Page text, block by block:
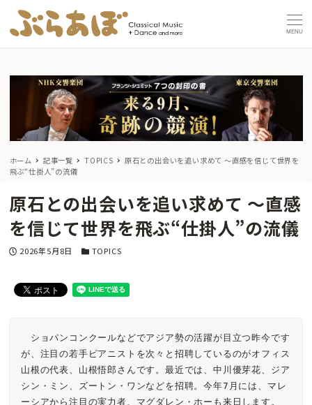
MENU
ホーム 記事一覧 TOPICS
原石との出会いを追い求めて 〜直感を信じて世界を
飛ぶ“仕掛人”の流儀
原石との出会いを追い求めて 〜直感
を信じて世界を飛ぶ“仕掛人”の流儀
投稿日
2026年5月8日 カテゴリー
TOPICS
ショパンコンクールなどでアジア勢の活躍が目立つ昨今です
が、注目の若手ピアニストを次々と招聘しているのがオフィス
山根の代表、山根悟郎さんです。最近では、中川優芽花、ジア
シン・ミン、ズートン・ワンなどを招聘。今年7月には、マレ
ーシアから注目の実力者、マグダレン・ホーも来日します。